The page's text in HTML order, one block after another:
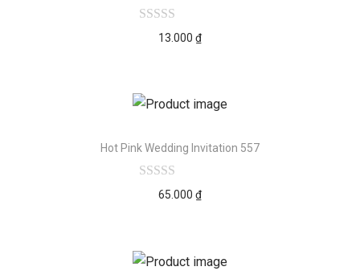
13.000 ₫
Hot Pink Wedding Invitation 557
65.000 ₫